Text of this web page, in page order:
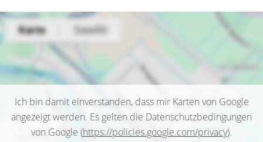
Ich bin damit einverstanden, dass mir Karten von Google
angezeigt werden. Es gelten die Datenschutzbedingungen
von Google (https://policies.google.com/privacy).